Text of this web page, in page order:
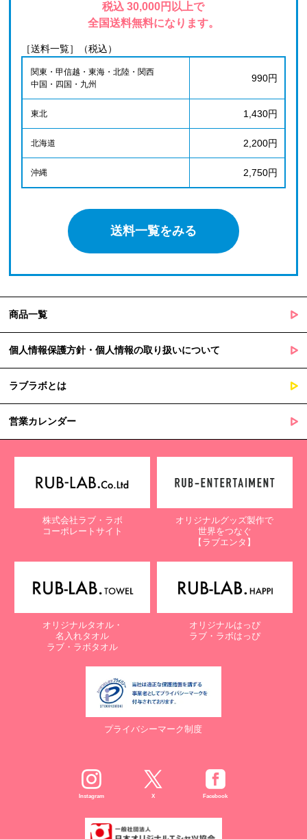
税込 30,000円以上で
全国送料無料になります。
［送料一覧］（税込）
関東・甲信越・東海・北陸・関西
中国・四国・九州
990円
東北 1,430円
北海道 2,200円
沖縄 2,750円
送料一覧をみる
商品一覧
個人情報保護方針・個人情報の取り扱いについて
ラブラボとは
営業カレンダー
株式会社ラブ・ラボ
コーポレートサイト
オリジナルグッズ製作で
世界をつなぐ
【ラブエンタ】
オリジナルタオル・
名入れタオル
ラブ・ラボタオル
オリジナルはっぴ
ラブ・ラボはっぴ
プライバシーマーク制度
Instagram X Facebook